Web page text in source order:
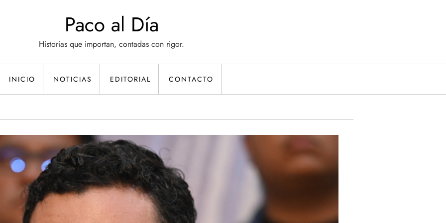
Paco al Día
Historias que importan, contadas con rigor.
INICIO NOTICIAS EDITORIAL CONTACTO